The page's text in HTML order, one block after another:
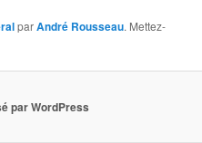
parAndré Rousseau. Mettez-
par WordPress